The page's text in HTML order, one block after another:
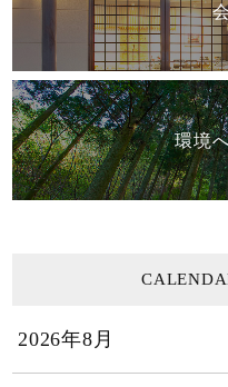
環境
2026年8月